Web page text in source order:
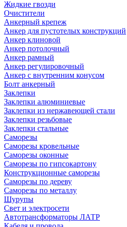
Жидкие гвозди
Очистители
Анкерный крепеж
Анкер для пустотелых конструкций
Анкер клиновой
Анкер потолочный
Анкер рамный
Анкер регулировочный
Анкер с внутренним конусом
Болт анкерный
Заклепки
Заклепки алюминиевые
Заклепки из нержавеющей стали
Заклепки резьбовые
Заклепки стальные
Саморезы
Саморезы кровельные
Саморезы оконные
Саморезы по гипсокартону
Конструкционные саморезы
Саморезы по дереву
Саморезы по металлу
Шурупы
Свет и электросети
Автотрансформаторы ЛАТР